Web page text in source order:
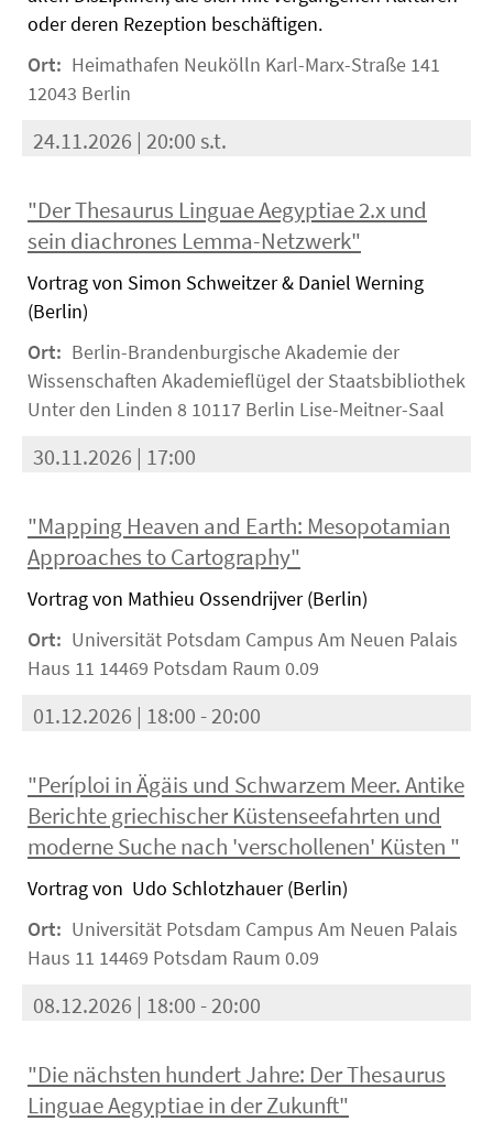
oder deren Rezeption beschäftigen.
Ort: Heimathafen Neukölln Karl-Marx-Straße 141
12043 Berlin
24.11.2026 | 20:00 s.t.
"Der Thesaurus Linguae Aegyptiae 2.x und
sein diachrones Lemma-Netzwerk"
Vortrag von Simon Schweitzer & Daniel Werning
(Berlin)
Ort: Berlin-Brandenburgische Akademie der
Wissenschaften Akademieflügel der Staatsbibliothek
Unter den Linden 8 10117 Berlin Lise-Meitner-Saal
30.11.2026 | 17:00
"Mapping Heaven and Earth: Mesopotamian
Approaches to Cartography"
Vortrag von Mathieu Ossendrijver (Berlin)
Ort: Universität Potsdam Campus Am Neuen Palais
Haus 11 14469 Potsdam Raum 0.09
01.12.2026 | 18:00 - 20:00
"Períploi in Ägäis und Schwarzem Meer. Antike
Berichte griechischer Küstenseefahrten und
moderne Suche nach 'verschollenen' Küsten "
Vortrag von Udo Schlotzhauer (Berlin)
Ort: Universität Potsdam Campus Am Neuen Palais
Haus 11 14469 Potsdam Raum 0.09
08.12.2026 | 18:00 - 20:00
"Die nächsten hundert Jahre: Der Thesaurus
Linguae Aegyptiae in der Zukunft"